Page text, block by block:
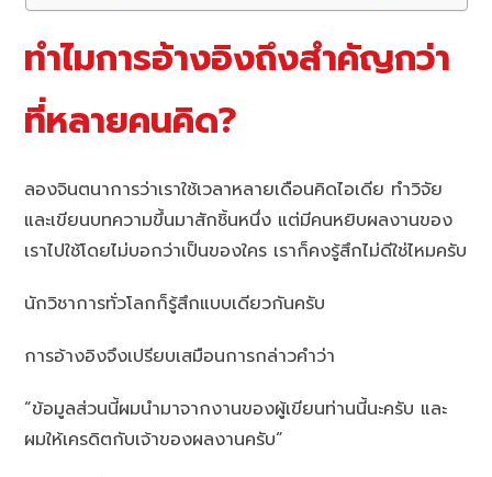
ทำไมการอ้างอิงถึงสำคัญกว่า
ที่หลายคนคิด?
ลองจินตนาการว่าเราใช้เวลาหลายเดือนคิดไอเดีย ทำวิจัย
และเขียนบทความขึ้นมาสักชิ้นหนึ่ง แต่มีคนหยิบผลงานของ
เราไปใช้โดยไม่บอกว่าเป็นของใคร เราก็คงรู้สึกไม่ดีใช่ไหมครับ
นักวิชาการทั่วโลกก็รู้สึกแบบเดียวกันครับ
การอ้างอิงจึงเปรียบเสมือนการกล่าวคำว่า
“ข้อมูลส่วนนี้ผมนำมาจากงานของผู้เขียนท่านนี้นะครับ และ
ผมให้เครดิตกับเจ้าของผลงานครับ”